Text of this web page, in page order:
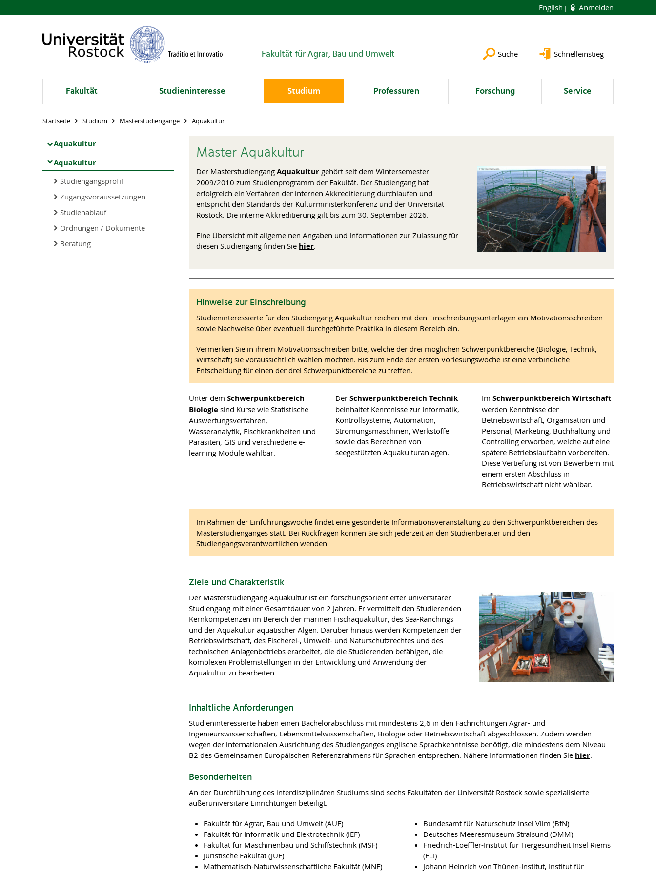
English Anmelden
Fakultät für Agrar, Bau und Umwelt Suche Schnelleinstieg
Fakultät Studieninteresse Studium Professuren Forschung Service
Startseite Studium Masterstudiengänge Aquakultur
Aquakultur
Aquakultur
Studiengangsprofil
Zugangsvoraussetzungen
Studienablauf
Ordnungen / Dokumente
Beratung
Master Aquakultur
Der Masterstudiengang Aquakultur gehört seit dem Wintersemester
2009/2010 zum Studienprogramm der Fakultät. Der Studiengang hat
erfolgreich ein Verfahren der internen Akkreditierung durchlaufen und
entspricht den Standards der Kulturministerkonferenz und der Universität
Rostock. Die interne Akkreditierung gilt bis zum 30. September 2026.
Eine Übersicht mit allgemeinen Angaben und Informationen zur Zulassung für
diesen Studiengang finden Sie hier.
Hinweise zur Einschreibung
Studieninteressierte für den Studiengang Aquakultur reichen mit den Einschreibungsunterlagen ein Motivationsschreiben
sowie Nachweise über eventuell durchgeführte Praktika in diesem Bereich ein.
Vermerken Sie in ihrem Motivationsschreiben bitte, welche der drei möglichen Schwerpunktbereiche (Biologie, Technik,
Wirtschaft) sie voraussichtlich wählen möchten. Bis zum Ende der ersten Vorlesungswoche ist eine verbindliche
Entscheidung für einen der drei Schwerpunktbereiche zu treffen.
Unter dem Schwerpunktbereich
Biologie sind Kurse wie Statistische
Auswertungsverfahren,
Wasseranalytik, Fischkrankheiten und
Parasiten, GIS und verschiedene e-
learning Module wählbar.
Der Schwerpunktbereich Technik
beinhaltet Kenntnisse zur Informatik,
Kontrollsysteme, Automation,
Strömungsmaschinen, Werkstoffe
sowie das Berechnen von
seegestützten Aquakulturanlagen.
Im Schwerpunktbereich Wirtschaft
werden Kenntnisse der
Betriebswirtschaft, Organisation und
Personal, Marketing, Buchhaltung und
Controlling erworben, welche auf eine
spätere Betriebslaufbahn vorbereiten.
Diese Vertiefung ist von Bewerbern mit
einem ersten Abschluss in
Betriebswirtschaft nicht wählbar.
Im Rahmen der Einführungswoche findet eine gesonderte Informationsveranstaltung zu den Schwerpunktbereichen des
Masterstudienganges statt. Bei Rückfragen können Sie sich jederzeit an den Studienberater und den
Studiengangsverantwortlichen wenden.
Ziele und Charakteristik
Der Masterstudiengang Aquakultur ist ein forschungsorientierter universitärer
Studiengang mit einer Gesamtdauer von 2 Jahren. Er vermittelt den Studierenden
Kernkompetenzen im Bereich der marinen Fischaquakultur, des Sea-Ranchings
und der Aquakultur aquatischer Algen. Darüber hinaus werden Kompetenzen der
Betriebswirtschaft, des Fischerei-, Umwelt- und Naturschutzrechtes und des
technischen Anlagenbetriebs erarbeitet, die die Studierenden befähigen, die
komplexen Problemstellungen in der Entwicklung und Anwendung der
Aquakultur zu bearbeiten.
Inhaltliche Anforderungen
Studieninteressierte haben einen Bachelorabschluss mit mindestens 2,6 in den Fachrichtungen Agrar- und
Ingenieurswissenschaften, Lebensmittelwissenschaften, Biologie oder Betriebswirtschaft abgeschlossen. Zudem werden
wegen der internationalen Ausrichtung des Studienganges englische Sprachkenntnisse benötigt, die mindestens dem Niveau
B2 des Gemeinsamen Europäischen Referenzrahmens für Sprachen entsprechen. Nähere Informationen finden Sie hier.
Besonderheiten
An der Durchführung des interdisziplinären Studiums sind sechs Fakultäten der Universität Rostock sowie spezialisierte
außeruniversitäre Einrichtungen beteiligt.
Fakultät für Agrar, Bau und Umwelt (AUF)
Fakultät für Informatik und Elektrotechnik (IEF)
Fakultät für Maschinenbau und Schiffstechnik (MSF)
Juristische Fakultät (JUF)
Mathematisch-Naturwissenschaftliche Fakultät (MNF)
Bundesamt für Naturschutz Insel Vilm (BfN)
Deutsches Meeresmuseum Stralsund (DMM)
Friedrich-Loeffler-Institut für Tiergesundheit Insel Riems
(FLI)
Johann Heinrich von Thünen-Institut, Institut für